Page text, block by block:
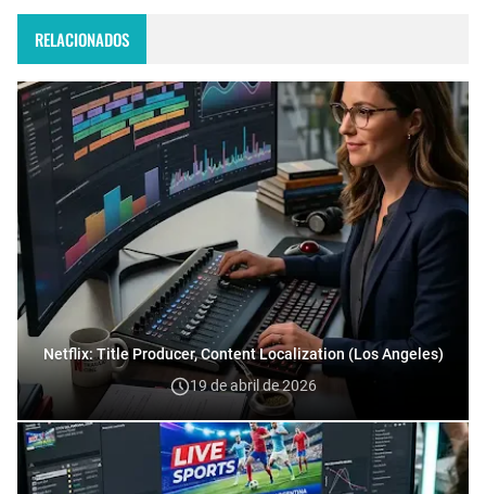
RELACIONADOS
Netflix: Title Producer, Content Localization (Los Angeles)
19 de abril de 2026